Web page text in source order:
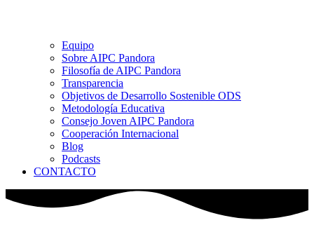
Equipo
Sobre AIPC Pandora
Filosofía de AIPC Pandora
Transparencia
Objetivos de Desarrollo Sostenible ODS
Metodología Educativa
Consejo Joven AIPC Pandora
Cooperación Internacional
Blog
Podcasts
CONTACTO